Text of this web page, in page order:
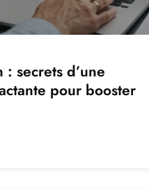
secrets d’une
pour booster